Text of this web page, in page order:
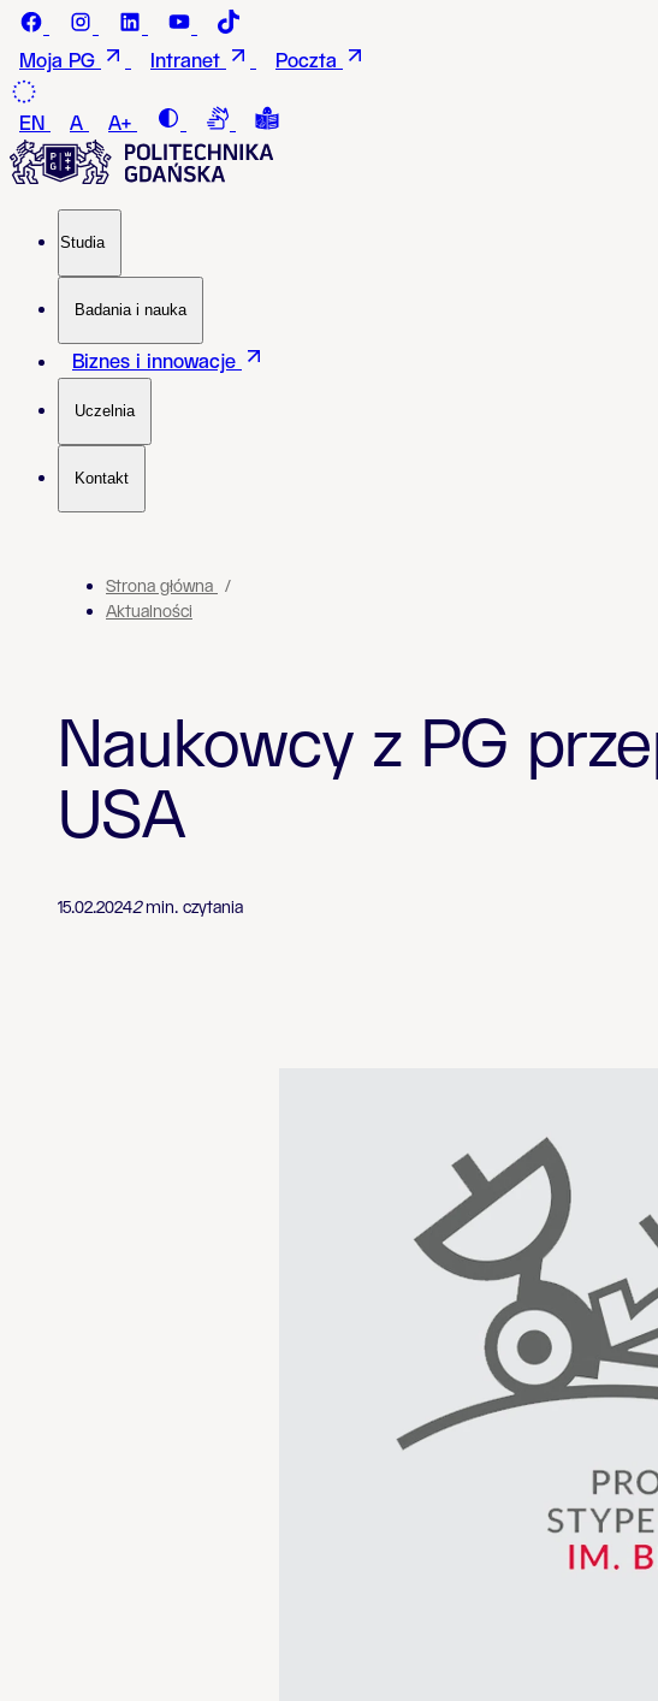
Przejdź do treści
Facebook - Politechnika Gdańska
instagram - Politechnika Gdańska
LinkedIn - Politechnika Gdańska
Youtube - Politechnika Gdańska
Moja PG
Intranet Poczta
EN A A+ ContrastConnection with a sign language interpreter
Tekst łatwy do czytania i rozumienia (ETR)
Studia
Badania i nauka
Biznes i innowacje
Uczelnia
Kontakt
Strona główna
Aktualności
Naukowcy z PG
USA
15.02.20242min. czytania